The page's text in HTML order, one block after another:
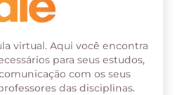
virtual. Aqui você encontra
para seus estudos,
com os seus
das disciplinas.